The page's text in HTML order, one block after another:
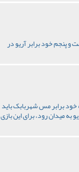
و پنجم خود برابر آریو در
برابر مس شهربابک باید
میدان رود، برای این بازی